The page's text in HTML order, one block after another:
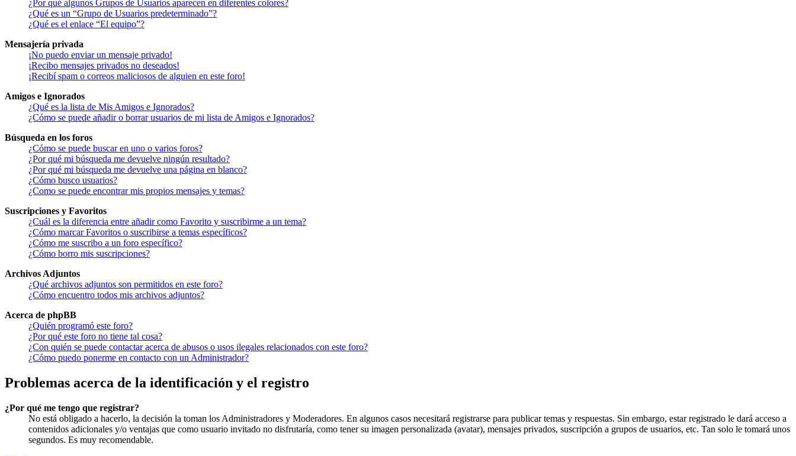
¿Por qué algunos Grupos de Usuarios aparecen en diferentes colores?
¿Qué es un “Grupo de Usuarios predeterminado”?
¿Qué es el enlace “El equipo”?
Mensajería privada
¡No puedo enviar un mensaje privado!
¡Recibo mensajes privados no deseados!
¡Recibí spam o correos maliciosos de alguien en este foro!
Amigos e Ignorados
¿Qué es la lista de Mis Amigos e Ignorados?
¿Cómo se puede añadir o borrar usuarios de mi lista de Amigos e Ignorados?
Búsqueda en los foros
¿Cómo se puede buscar en uno o varios foros?
¿Por qué mi búsqueda me devuelve ningún resultado?
¿Por qué mi búsqueda me devuelve una página en blanco?
¿Cómo busco usuarios?
¿Como se puede encontrar mis propios mensajes y temas?
Suscripciones y Favoritos
¿Cuál es la diferencia entre añadir como Favorito y suscribirme a un tema?
¿Cómo marcar Favoritos o suscribirse a temas específicos?
¿Cómo me suscribo a un foro específico?
¿Cómo borro mis suscripciones?
Archivos Adjuntos
¿Qué archivos adjuntos son permitidos en este foro?
¿Cómo encuentro todos mis archivos adjuntos?
Acerca de phpBB
¿Quién programó este foro?
¿Por qué este foro no tiene tal cosa?
¿Con quién se puede contactar acerca de abusos o usos ilegales relacionados con este foro?
¿Cómo puedo ponerme en contacto con un Administrador?
Problemas acerca de la identificación y el registro
¿Por qué me tengo que registrar?
No está obligado a hacerlo, la decisión la toman los Administradores y Moderadores. En algunos casos necesitará registrarse para publicar temas y respuestas. Sin embargo, estar registrado le dará acceso a
contenidos adicionales y/o ventajas que como usuario invitado no disfrutaría, como tener su imagen personalizada (avatar), mensajes privados, suscripción a grupos de usuarios, etc. Tan solo le tomará unos
segundos. Es muy recomendable.